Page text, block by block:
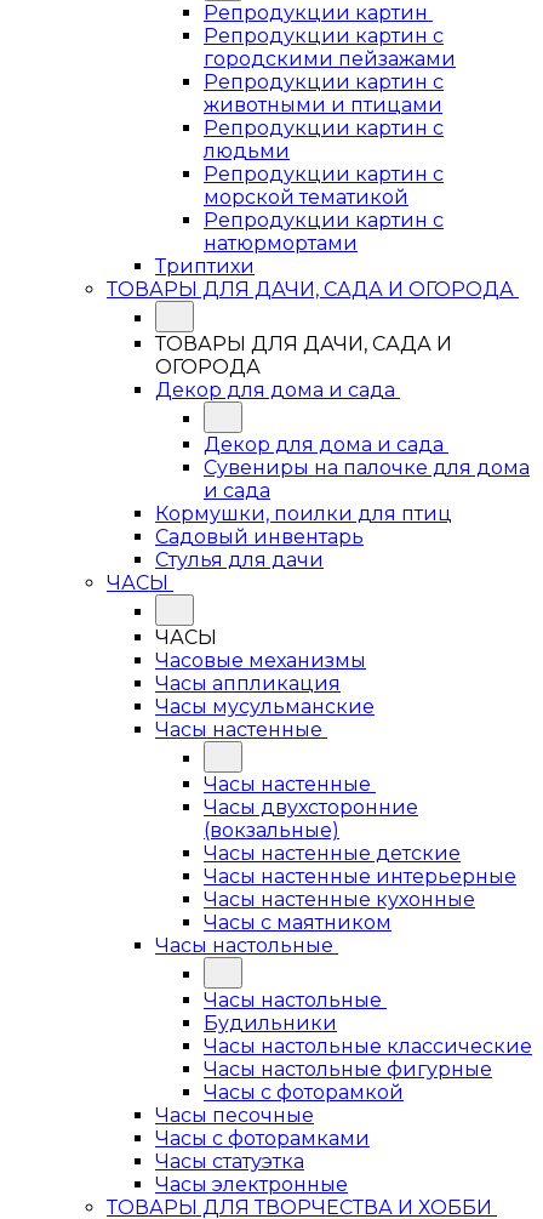
Репродукции картин
Репродукции картин с
городскими пейзажами
Репродукции картин с
животными и птицами
Репродукции картин с
людьми
Репродукции картин с
морской тематикой
Репродукции картин с
натюрмортами
Триптихи
ТОВАРЫ ДЛЯ ДАЧИ, САДА И ОГОРОДА
ТОВАРЫ ДЛЯ ДАЧИ, САДА И
ОГОРОДА
Декор для дома и сада
Декор для дома и сада
Сувениры на палочке для дома
и сада
Кормушки, поилки для птиц
Садовый инвентарь
Стулья для дачи
ЧАСЫ
ЧАСЫ
Часовые механизмы
Часы аппликация
Часы мусульманские
Часы настенные
Часы настенные
Часы двухсторонние
(вокзальные)
Часы настенные детские
Часы настенные интерьерные
Часы настенные кухонные
Часы с маятником
Часы настольные
Часы настольные
Будильники
Часы настольные классические
Часы настольные фигурные
Часы с фоторамкой
Часы песочные
Часы с фоторамками
Часы статуэтка
Часы электронные
ТОВАРЫ ДЛЯ ТВОРЧЕСТВА И ХОББИ